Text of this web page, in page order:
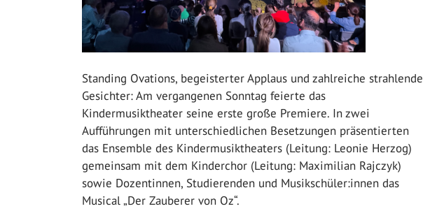
Standing Ovations, begeisterter Applaus und zahlreiche strahlende
Gesichter: Am vergangenen Sonntag feierte das
Kindermusiktheater seine erste große Premiere. In zwei
Aufführungen mit unterschiedlichen Besetzungen präsentierten
das Ensemble des Kindermusiktheaters (Leitung: Leonie Herzog)
gemeinsam mit dem Kinderchor (Leitung: Maximilian Rajczyk)
sowie Dozentinnen, Studierenden und Musikschüler:innen das
Musical „Der Zauberer von Oz“.